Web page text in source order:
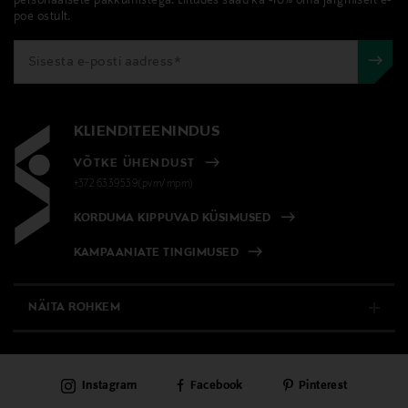
poe ostult.
KLIENDITEENINDUS
VÕTKE ÜHENDUST
+372 6339539(pvm/mpm)
KORDUMA KIPPUVAD KÜSIMUSED
KAMPAANIATE TINGIMUSED
NÄITA ROHKEM
PÜSIKLIENDITEENINDUS
Instagram Facebook Pinterest